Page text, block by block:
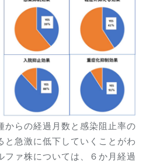
からの経過月数と感染阻止率の
と急激に低下していくことがわ
ファ株については、６か月経過